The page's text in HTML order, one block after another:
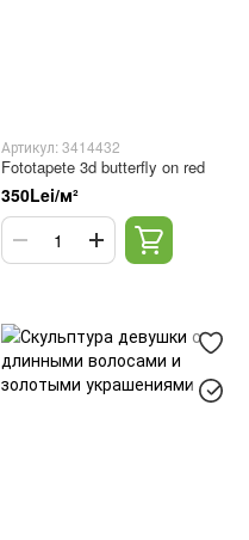
Артикул: 3414432
Fototapete 3d butterfly on red
350Lei/м²